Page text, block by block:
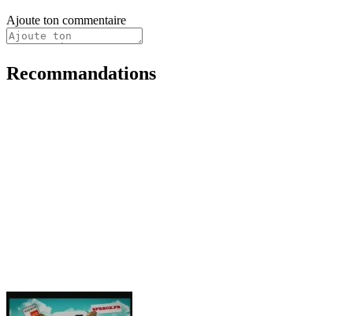
Ajoute ton commentaire
Recommandations